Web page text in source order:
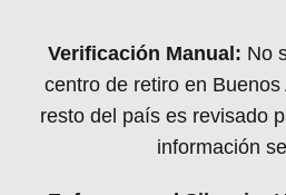
Verificación Manual: No
centro de retiro en Buenos
resto del país es revisado
información